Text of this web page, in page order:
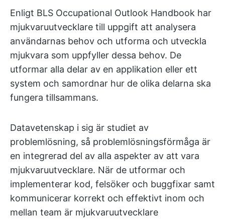
Enligt BLS Occupational Outlook Handbook har
mjukvaruutvecklare till uppgift att analysera
användarnas behov och utforma och utveckla
mjukvara som uppfyller dessa behov. De
utformar alla delar av en applikation eller ett
system och samordnar hur de olika delarna ska
fungera tillsammans.
Datavetenskap i sig är studiet av
problemlösning, så problemlösningsförmåga är
en integrerad del av alla aspekter av att vara
mjukvaruutvecklare. När de utformar och
implementerar kod, felsöker och buggfixar samt
kommunicerar korrekt och effektivt inom och
mellan team är mjukvaruutvecklare